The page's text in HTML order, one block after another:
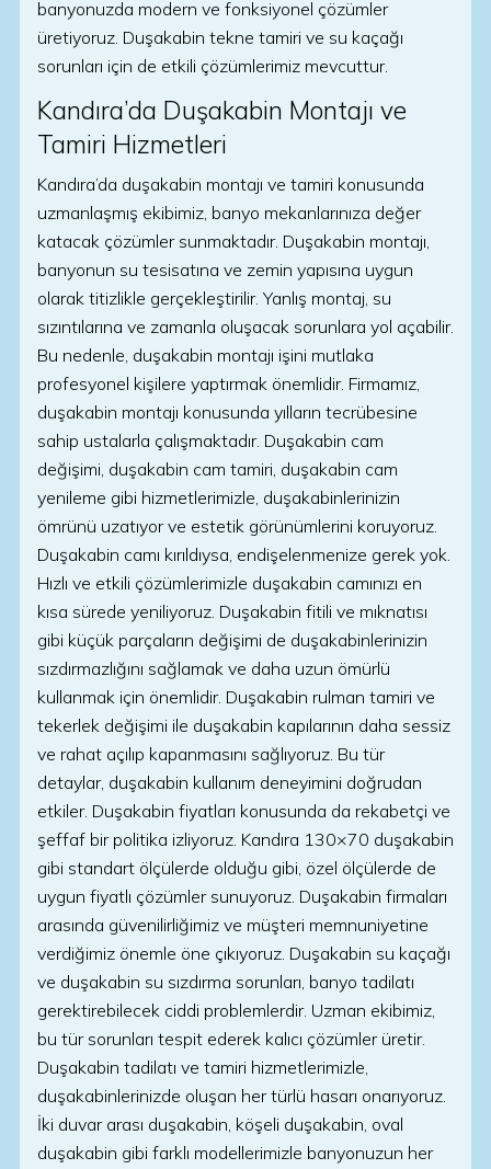
banyonuzda modern ve fonksiyonel çözümler
üretiyoruz. Duşakabin tekne tamiri ve su kaçağı
sorunları için de etkili çözümlerimiz mevcuttur.
Kandıra’da Duşakabin Montajı ve
Tamiri Hizmetleri
Kandıra’da duşakabin montajı ve tamiri konusunda
uzmanlaşmış ekibimiz, banyo mekanlarınıza değer
katacak çözümler sunmaktadır. Duşakabin montajı,
banyonun su tesisatına ve zemin yapısına uygun
olarak titizlikle gerçekleştirilir. Yanlış montaj, su
sızıntılarına ve zamanla oluşacak sorunlara yol açabilir.
Bu nedenle, duşakabin montajı işini mutlaka
profesyonel kişilere yaptırmak önemlidir. Firmamız,
duşakabin montajı konusunda yılların tecrübesine
sahip ustalarla çalışmaktadır. Duşakabin cam
değişimi, duşakabin cam tamiri, duşakabin cam
yenileme gibi hizmetlerimizle, duşakabinlerinizin
ömrünü uzatıyor ve estetik görünümlerini koruyoruz.
Duşakabin camı kırıldıysa, endişelenmenize gerek yok.
Hızlı ve etkili çözümlerimizle duşakabin camınızı en
kısa sürede yeniliyoruz. Duşakabin fitili ve mıknatısı
gibi küçük parçaların değişimi de duşakabinlerinizin
sızdırmazlığını sağlamak ve daha uzun ömürlü
kullanmak için önemlidir. Duşakabin rulman tamiri ve
tekerlek değişimi ile duşakabin kapılarının daha sessiz
ve rahat açılıp kapanmasını sağlıyoruz. Bu tür
detaylar, duşakabin kullanım deneyimini doğrudan
etkiler. Duşakabin fiyatları konusunda da rekabetçi ve
şeffaf bir politika izliyoruz. Kandıra 130×70 duşakabin
gibi standart ölçülerde olduğu gibi, özel ölçülerde de
uygun fiyatlı çözümler sunuyoruz. Duşakabin firmaları
arasında güvenilirliğimiz ve müşteri memnuniyetine
verdiğimiz önemle öne çıkıyoruz. Duşakabin su kaçağı
ve duşakabin su sızdırma sorunları, banyo tadilatı
gerektirebilecek ciddi problemlerdir. Uzman ekibimiz,
bu tür sorunları tespit ederek kalıcı çözümler üretir.
Duşakabin tadilatı ve tamiri hizmetlerimizle,
duşakabinlerinizde oluşan her türlü hasarı onarıyoruz.
İki duvar arası duşakabin, köşeli duşakabin, oval
duşakabin gibi farklı modellerimizle banyonuzun her